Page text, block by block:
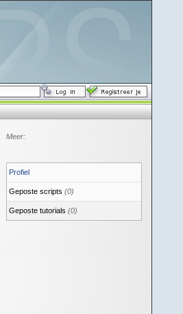
Meer:
Profiel
Geposte scripts (0)
Geposte tutorials (0)